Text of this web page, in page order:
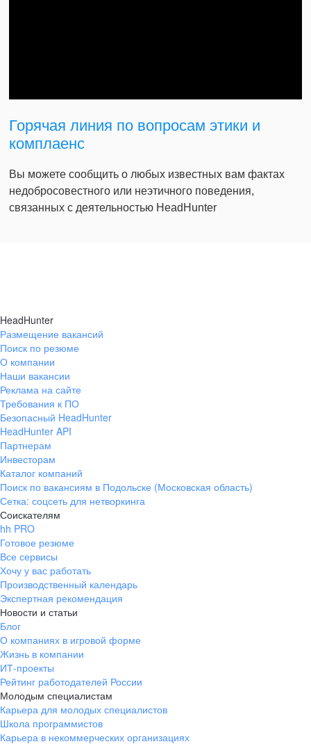
Горячая линия по вопросам этики и
комплаенс
Вы можете сообщить о любых известных вам фактах
недобросовестного или неэтичного поведения,
связанных с деятельностью HeadHunter
HeadHunter
Размещение вакансий
Поиск по резюме
О компании
Наши вакансии
Реклама на сайте
Требования к ПО
Безопасный HeadHunter
HeadHunter API
Партнерам
Инвесторам
Каталог компаний
Поиск по вакансиям в Подольске (Московская область)
Сетка: соцсеть для нетворкинга
Соискателям
hh PRO
Готовое резюме
Все сервисы
Хочу у вас работать
Производственный календарь
Экспертная рекомендация
Новости и статьи
Блог
О компаниях в игровой форме
Жизнь в компании
ИТ-проекты
Рейтинг работодателей России
Молодым специалистам
Карьера для молодых специалистов
Школа программистов
Карьера в некоммерческих организациях